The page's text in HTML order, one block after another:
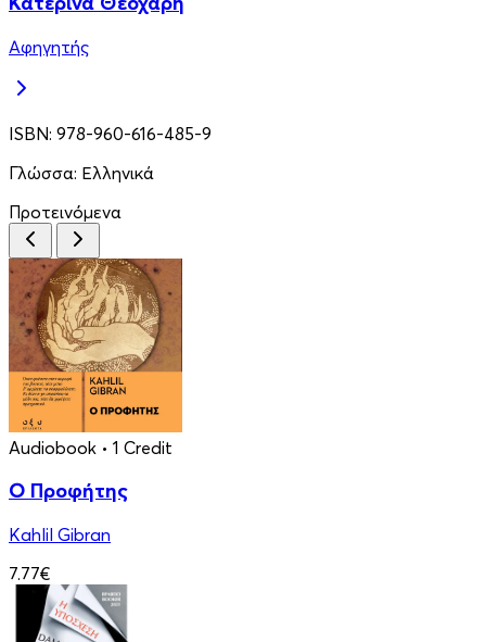
Αφηγητής
ISBN: 978-960-616-485-9
Γλώσσα: Ελληνικά
Προτεινόμενα
Audiobook • 1 Credit
Ο Προφήτης
Kahlil Gibran
7.77€